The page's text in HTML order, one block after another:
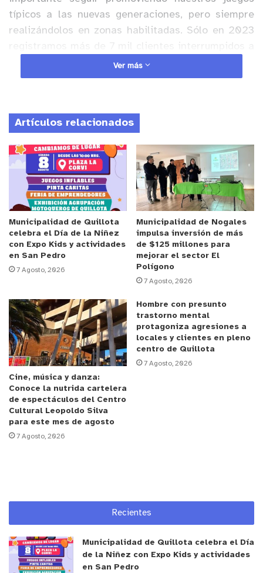
típicos a las nuevas generaciones, pero siempre
realizándolos en zonas habilitadas. Sólo en 2023
volantines que intervienen en la red,
lo que,insistimos en que éstos seanencumbrarlos
suministro, pueden causar daños en la integridad
física de quienes intenten rescatarlos”,dijo el
Subgerente de Operación Distribución de
Chilquinta,Luis Sepúlveda.
Anuncio Patrocinado
Debido a lo anterior y con el objetivo de velar por
la integridad de las personas y de las
instalaciones,
las plataformas oficiales de
Chilquinta, los clientes podrán revisar
sectores segurospara encumbrar
volantinesen la Región de Valparaíso,con el
propósito de promover que se practique
actividaden espacios ampliosy sin riesgos de
accidentes.
Conducción Segura
En estas fechas de festejo, se espera la visita de
compatriotas que llegan a la Región de Valparaíso
para disfrutar de las fondas y unos días de relajo.
drogas, ya que pueden ser causantes de siniestros
viales, entre los cuales destacan los choques a
Desde Fundación Emilia y Chilquinta Queremos
Ver más
Artículos relacionados
Municipalidad de Quillota
celebra el Día de la Niñez
con Expo Kids y actividades
en San Pedro
7 Agosto, 2026
Municipalidad de Nogales
impulsa inversión de más
de $125 millones para
mejorar el sector El
Polígono
7 Agosto, 2026
Cine, música y danza:
Conoce la nutrida cartelera
de espectáculos del Centro
Cultural Leopoldo Silva
para este mes de agosto
7 Agosto, 2026
Hombre con presunto
trastorno mental
protagoniza agresiones a
locales y clientes en pleno
centro de Quillota
7 Agosto, 2026
Recientes
Municipalidad de Quillota celebra el Día
de la Niñez con Expo Kids y actividades
en San Pedro